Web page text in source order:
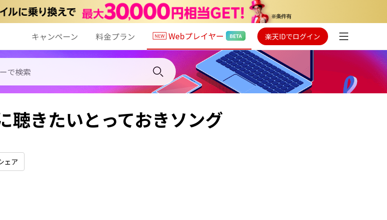
キャンペーン 料金プラン Webプレイヤー 楽天IDでログイン
聴きたいとっておきソング
ェア